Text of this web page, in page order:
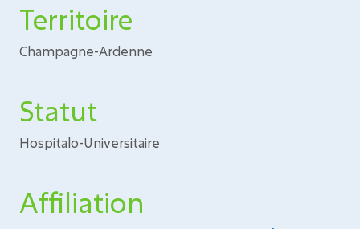
Territoire
Champagne-Ardenne
Statut
Hospitalo-Universitaire
Affiliation